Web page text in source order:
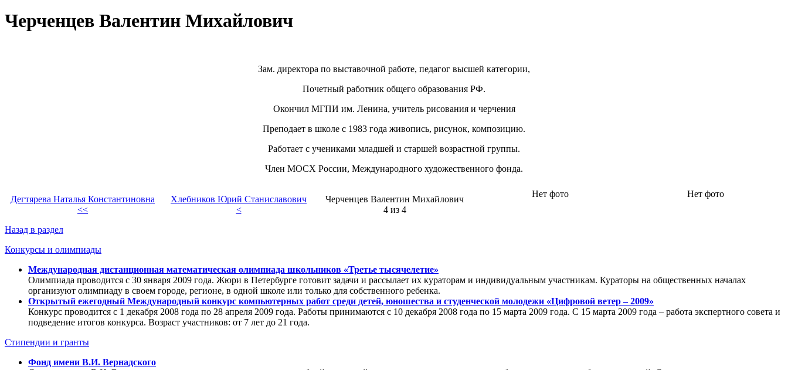
Черченцев Валентин Михайлович
Зам. директора по выставочной работе, педагог высшей категории,
Почетный работник общего образования РФ.
Окончил МГПИ им. Ленина, учитель рисования и черчения
Преподает в школе с 1983 года живопись, рисунок, композицию.
Работает с учениками младшей и старшей возрастной группы.
Член МОСХ России, Международного художественного фонда.
Дегтярева Наталья Константиновна Хлебников Юрий Станиславович Черченцев Валентин Михайлович
Нет фото
Нет фото
<<
<
4 из 4
Назад в раздел
Конкурсы и олимпиады
Международная дистанционная математическая олимпиада школьников «Третье тысячелетие»
Олимпиада проводится с 30 января 2009 года. Жюри в Петербурге готовит задачи и рассылает их кураторам и индивидуальным участникам. Кураторы на общественных началах
организуют олимпиаду в своем городе, регионе, в одной школе или только для собственного ребенка.
Открытый ежегодный Международный конкурс компьютерных работ среди детей, юношества и студенческой молодежи «Цифровой ветер – 2009»
Конкурс проводится с 1 декабря 2008 года по 28 апреля 2009 года. Работы принимаются с 10 декабря 2008 года по 15 марта 2009 года. С 15 марта 2009 года – работа экспертного совета и
подведение итогов конкурса. Возраст участников: от 7 лет до 21 года.
Стипендии и гранты
Фонд имени В.И. Вернадского